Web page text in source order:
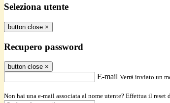
Seleziona utente
button close ×
Recupero password
button close ×
E-mail Verrà inviato un
Non hai una e-mail associata al nome utente? Effettua il reset